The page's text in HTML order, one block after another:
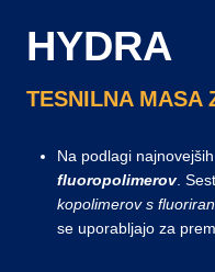
HYDRA
TESNILNA MASA
Na podlagi
fluoropolimerov.
kopolimerov s
se uporabljajo za